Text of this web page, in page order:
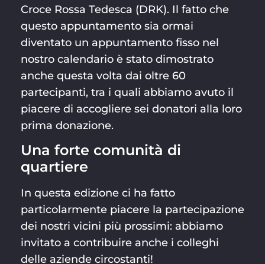
Croce Rossa Tedesca (DRK). Il fatto che
questo appuntamento sia ormai
diventato un appuntamento fisso nel
nostro calendario è stato dimostrato
anche questa volta dai oltre 60
partecipanti, tra i quali abbiamo avuto il
piacere di accogliere sei donatori alla loro
prima donazione.
Una forte comunità di
quartiere
In questa edizione ci ha fatto
particolarmente piacere la partecipazione
dei nostri vicini più prossimi: abbiamo
invitato a contribuire anche i colleghi
delle aziende circostanti!